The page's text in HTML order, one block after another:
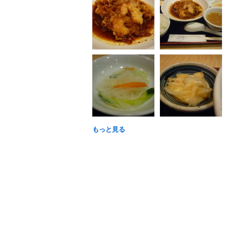
もっと見る